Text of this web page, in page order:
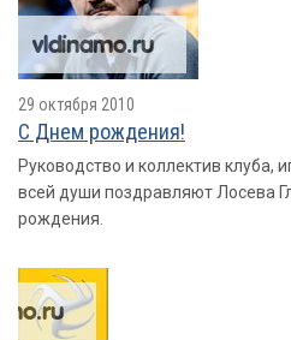
29 октября 2010
С Днем рождения!
Руководство и коллектив клуба,
всей души поздравляют Лосева
рождения.